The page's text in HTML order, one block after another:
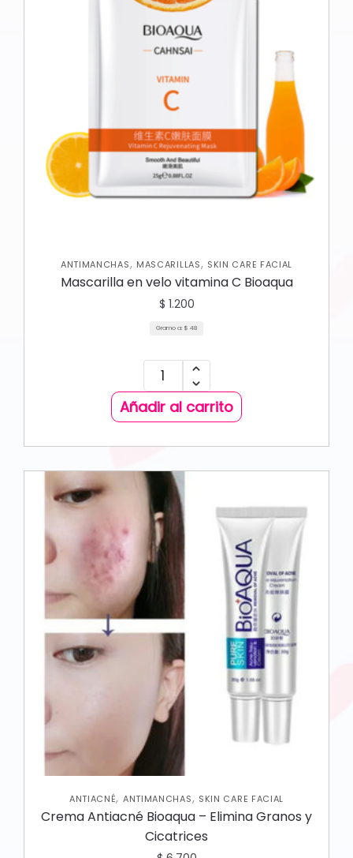
ANTIMANCHAS, MASCARILLAS, SKIN CARE FACIAL
Mascarilla en velo vitamina C Bioaqua
$ 1.200
Gramo a: $ 48
Añadir al carrito
ANTIACNÉ, ANTIMANCHAS, SKIN CARE FACIAL
Crema Antiacné Bioaqua – Elimina Granos y
Cicatrices